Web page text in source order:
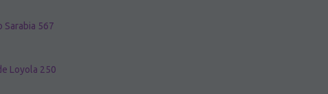
Sarabia 567
Loyola 250